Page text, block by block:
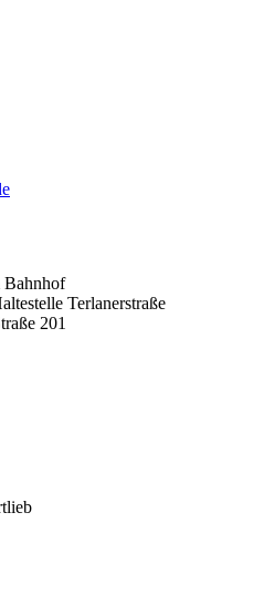
Bahnhof
Terlanerstraße
201